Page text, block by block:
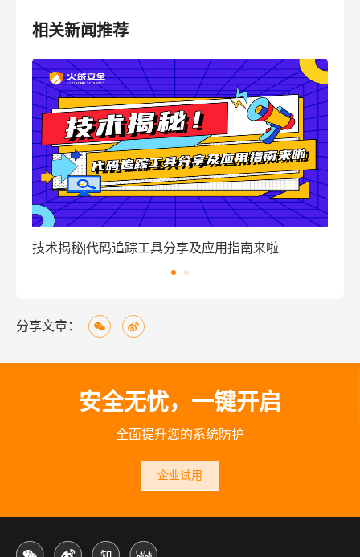
相关新闻推荐
码追踪工具分享及应用指南来啦 窃密病毒伪装
分享文章：
安全无忧，一键开启
全面提升您的系统防护
企业试用